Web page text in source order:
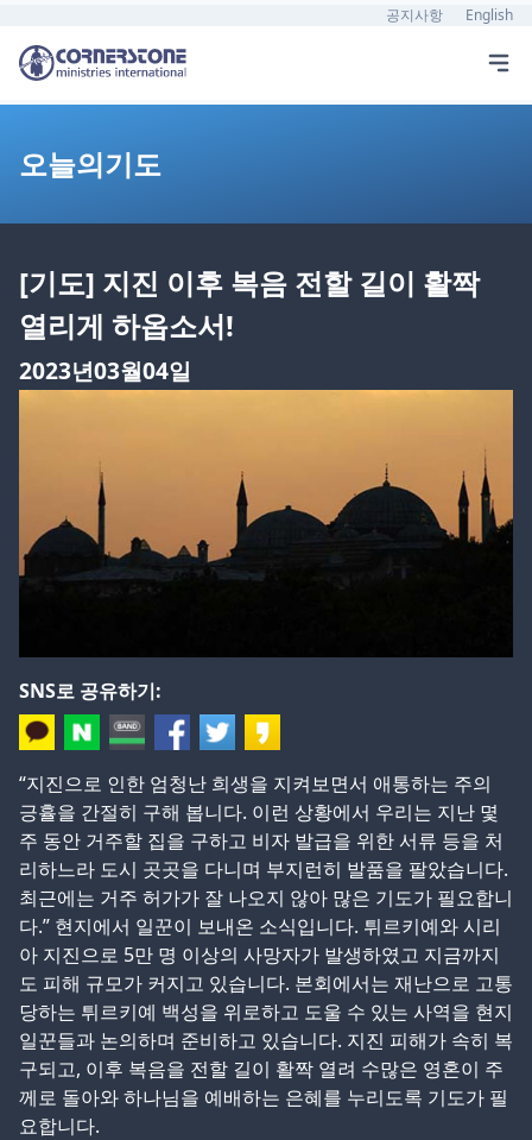
공지사항 English
오늘의기도
[기도] 지진 이후 복음 전할 길이 활짝
열리게 하옵소서!
2023년03월04일
SNS로 공유하기:
“지진으로 인한 엄청난 희생을 지켜보면서 애통하는 주의
긍휼을 간절히 구해 봅니다. 이런 상황에서 우리는 지난 몇
주 동안 거주할 집을 구하고 비자 발급을 위한 서류 등을 처
리하느라 도시 곳곳을 다니며 부지런히 발품을 팔았습니다.
최근에는 거주 허가가 잘 나오지 않아 많은 기도가 필요합니
다.” 현지에서 일꾼이 보내온 소식입니다. 튀르키예와 시리
아 지진으로 5만 명 이상의 사망자가 발생하였고 지금까지
도 피해 규모가 커지고 있습니다. 본회에서는 재난으로 고통
당하는 튀르키예 백성을 위로하고 도울 수 있는 사역을 현지
일꾼들과 논의하며 준비하고 있습니다. 지진 피해가 속히 복
구되고, 이후 복음을 전할 길이 활짝 열려 수많은 영혼이 주
께로 돌아와 하나님을 예배하는 은혜를 누리도록 기도가 필
요합니다.